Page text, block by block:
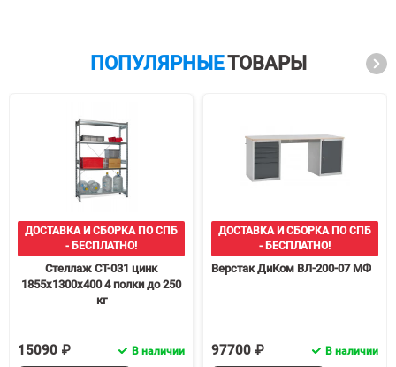
ПОПУЛЯРНЫЕТОВАРЫ
ДОСТАВКА И СБОРКА ПО СПБ
- БЕСПЛАТНО!
Стеллаж СТ-031 цинк
1855х1300х400 4 полки до 250
кг
15090 ₽ В наличии
ДОСТАВКА И СБОРКА ПО СПБ
- БЕСПЛАТНО!
Верстак ДиКом ВЛ-200-07 МФ
97700 ₽ В наличии